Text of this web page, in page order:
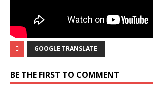
GOOGLE TRANSLATE
BE THE FIRST TO COMMENT